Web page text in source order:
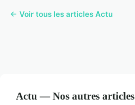
← Voir tous les articles Actu
Actu — Nos autres articles